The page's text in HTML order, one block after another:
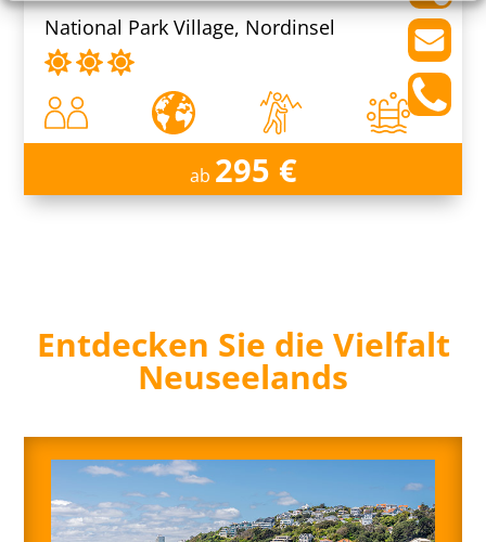
National Park Village, Nordinsel
ab 295 €
Entdecken Sie die Vielfalt
Neuseelands